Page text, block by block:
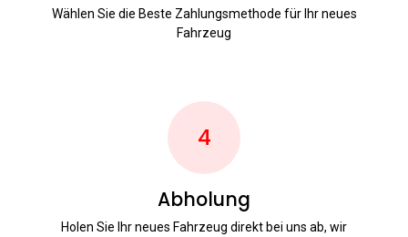
Wählen Sie die Beste Zahlungsmethode für Ihr neues
Fahrzeug
4
Abholung
Holen Sie Ihr neues Fahrzeug direkt bei uns ab, wir